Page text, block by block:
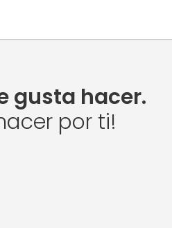
gusta hacer.
por ti!